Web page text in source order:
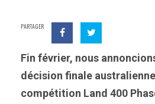
PARTAGER
Fin février, nous
décision finale
compétition Land 400